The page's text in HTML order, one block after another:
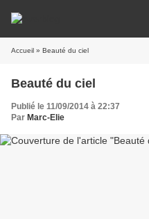
Accueil » Beauté du ciel
Beauté du ciel
Publié le 11/09/2014 à 22:37
Par Marc-Elie